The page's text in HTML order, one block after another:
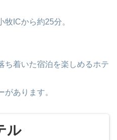
ICから約25分。
ち着いた宿泊を楽しめるホテ
あります。
ル